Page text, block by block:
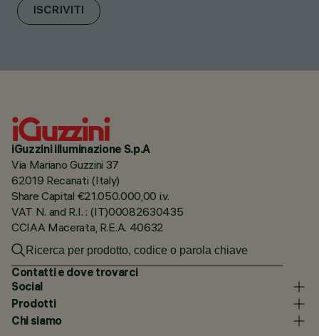
ISCRIVITI
iGuzzini illuminazione S.p.A
Via Mariano Guzzini 37
62019 Recanati (Italy)
Share Capital €21.050.000,00 i.v.
VAT N. and R.I. : (IT)00082630435
CCIAA Macerata, R.E.A. 40632
Contatti e dove trovarci
Social
Prodotti
Chi siamo